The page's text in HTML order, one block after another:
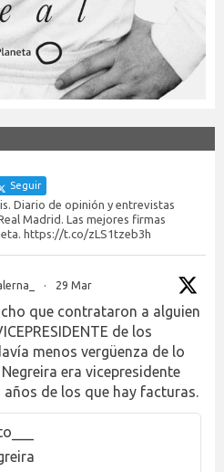
Seguir
Diario de opinión y entrevistas
Madrid. Las mejores firmas
https://t.co/zLS1tzeb3h
· 29 Mar
que contrataron a alguien
de los
menos vergüenza de lo
era vicepresidente
años de los que hay facturas.